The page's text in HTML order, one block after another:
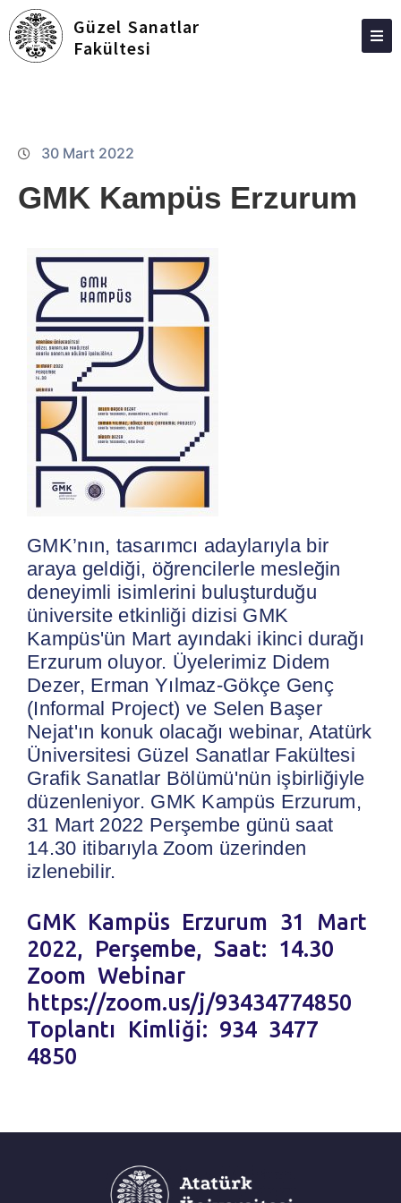
Güzel Sanatlar
Fakültesi
PERSONEL
MÜZELERIMIZ
BÖLÜMLER
ÖĞRENCI
ARAŞTIRMA & TOPLUMSAL KATKI
İLETIŞIM
30 Mart 2022
GMK Kampüs Erzurum
GMK’nın, tasarımcı adaylarıyla bir
araya geldiği, öğrencilerle mesleğin
deneyimli isimlerini buluşturduğu
üniversite etkinliği dizisi GMK
Kampüs'ün Mart ayındaki ikinci durağı
Erzurum oluyor. Üyelerimiz Didem
Dezer, Erman Yılmaz-Gökçe Genç
(Informal Project) ve Selen Başer
Nejat'ın konuk olacağı webinar, Atatürk
Üniversitesi Güzel Sanatlar Fakültesi
Grafik Sanatlar Bölümü'nün işbirliğiyle
düzenleniyor. GMK Kampüs Erzurum,
31 Mart 2022 Perşembe günü saat
14.30 itibarıyla Zoom üzerinden
izlenebilir.
GMK Kampüs Erzurum 31 Mart
2022, Perşembe, Saat: 14.30
Zoom Webinar
https://zoom.us/j/93434774850
Toplantı Kimliği: 934 3477
4850